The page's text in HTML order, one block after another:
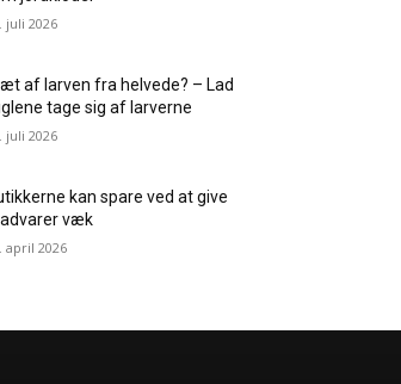
juli 2026
af larven fra helvede? – Lad
tage sig af larverne
juli 2026
kan spare ved at give
væk
april 2026